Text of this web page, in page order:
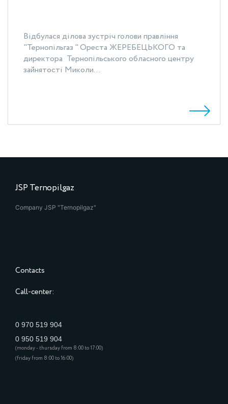
Відбулася ділова зустріч голови правління
"Тернопільгаз " Ореста ЖЕРЕБЕЦЬКОГО та
директора Тернопільського обласного центру
зайнятості Миколи...
JSP Ternopilgaz
Company JSP "Ternopilgaz"
Contacts
Call-center:
0 970 519 904
0 950 519 904
(monday - thursday from 8:00 to 17:00)
(friday from 8:00 to 16:00)